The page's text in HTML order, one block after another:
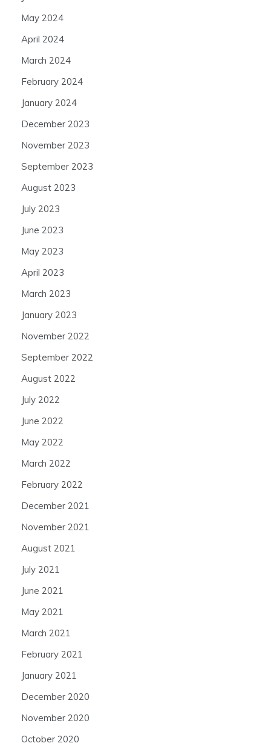
May 2024
April 2024
March 2024
February 2024
January 2024
December 2023
November 2023
September 2023
August 2023
July 2023
June 2023
May 2023
April 2023
March 2023
January 2023
November 2022
September 2022
August 2022
July 2022
June 2022
May 2022
March 2022
February 2022
December 2021
November 2021
August 2021
July 2021
June 2021
May 2021
March 2021
February 2021
January 2021
December 2020
November 2020
October 2020